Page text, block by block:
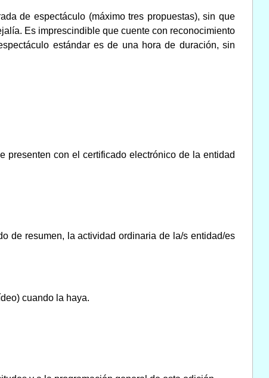
de espectáculo (máximo tres propuestas), sin que
Es imprescindible que cuente con reconocimiento
estándar es de una hora de duración, sin
presenten con el certificado electrónico de la entidad
de resumen, la actividad ordinaria de la/s entidad/es
cuando la haya.